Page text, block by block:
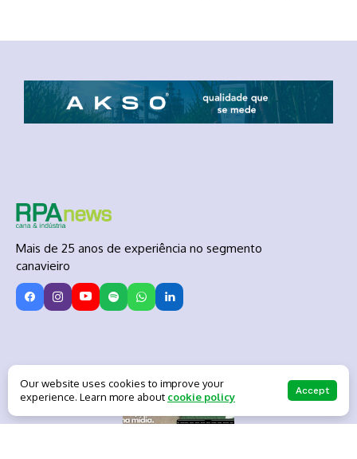
Mais de 25 anos de experiência no segmento
canavieiro
Baixe nosso Mídia Kit
Our website uses cookies to improve your
experience. Learn more about cookie policy Accept